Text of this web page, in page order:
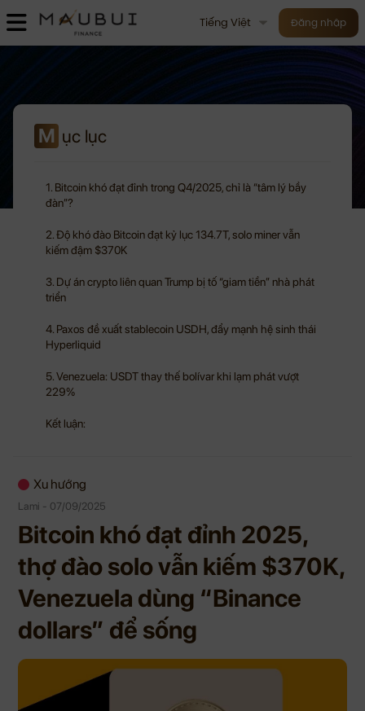
Tiếng Việt Đăng nhập
M ục lục
1. Bitcoin khó đạt đỉnh trong Q4/2025, chỉ là “tâm lý bầy
đàn”?
2. Độ khó đào Bitcoin đạt kỷ lục 134.7T, solo miner vẫn
kiếm đậm $370K
3. Dự án crypto liên quan Trump bị tố “giam tiền” nhà phát
triển
4. Paxos đề xuất stablecoin USDH, đẩy mạnh hệ sinh thái
Hyperliquid
5. Venezuela: USDT thay thế bolívar khi lạm phát vượt
229%
Kết luận:
Xu hướng
Lami - 07/09/2025
Bitcoin khó đạt đỉnh 2025,
thợ đào solo vẫn kiếm $370K,
Venezuela dùng “Binance
dollars” để sống